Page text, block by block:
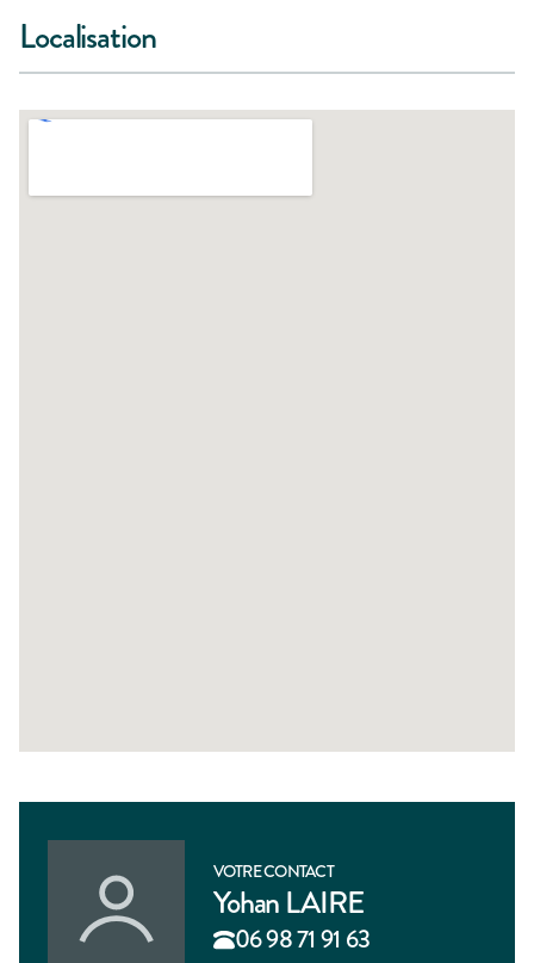
Localisation
VOTRE CONTACT
Yohan LAIRE
06 98 71 91 63